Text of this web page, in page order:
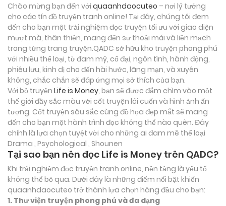
Chào mừng bạn đến với quaanhdaocuteo – nơi lý tưởng
cho các tín đồ truyện tranh online! Tại đây, chúng tôi đem
đến cho bạn một trải nghiệm đọc truyện tối ưu với giao diện
mượt mà, thân thiện, mang đến sự thoải mái và liền mạch
trong từng trang truyện.QADC sở hữu kho truyện phong phú
với nhiều thể loại, từ đam mỹ, cổ đại, ngôn tình, hành động,
phiêu lưu, kinh dị cho đến hài hước, lãng mạn, và xuyên
không, chắc chắn sẽ đáp ứng mọi sở thích của bạn.
Với bộ truyện Life is Money, bạn sẽ được đắm chìm vào một
thế giới đầy sắc màu với cốt truyện lôi cuốn và hình ảnh ấn
tượng. Cốt truyện sâu sắc cùng đồ họa đẹp mắt sẽ mang
đến cho bạn một hành trình đọc không thể nào quên. Đây
chính là lựa chọn tuyệt vời cho những ai đam mê thể loại
Drama , Psychological , Shounen
Tại sao bạn nên đọc Life is Money trên QADC?
Khi trải nghiệm đọc truyện tranh online, nền tảng là yếu tố
không thể bỏ qua. Dưới đây là những điểm nổi bật khiến
quaanhdaocuteo trở thành lựa chọn hàng đầu cho bạn:
1. Thư viện truyện phong phú và đa dạng